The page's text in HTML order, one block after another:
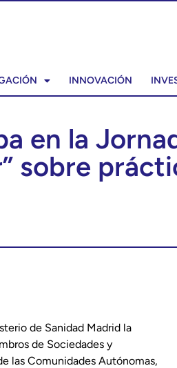
INNOVACIÓN
en la
sobre
de Sanidad Madrid la
de Sociedades y
las Comunidades Autónomas,